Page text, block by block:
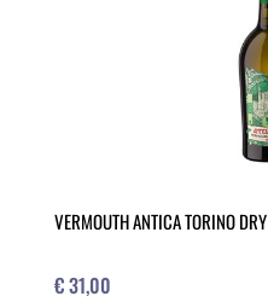
VERMOUTH ANTICA TORINO DRY
€ 31,00